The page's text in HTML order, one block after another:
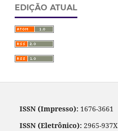
EDIÇÃO ATUAL
ISSN (Impresso):1676-3661
ISSN (Eletrônico):2965-937X